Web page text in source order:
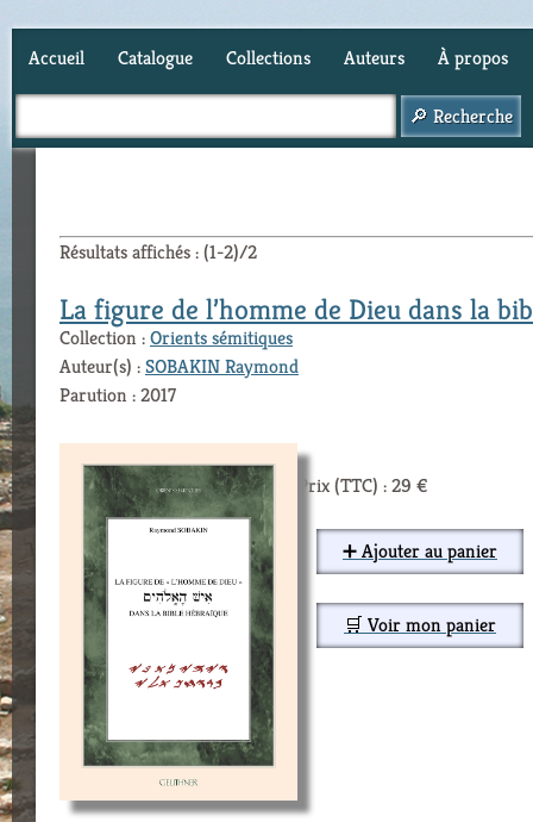
Accueil Catalogue Collections Auteurs À propos
Résultats affichés : (1-2)/2
La figure de l’homme de Dieu dans la
Collection :Orients sémitiques
Auteur(s) :SOBAKIN Raymond
Parution : 2017
Prix (TTC) : 29 €
➕ Ajouter au panier
🛒 Voir mon panier